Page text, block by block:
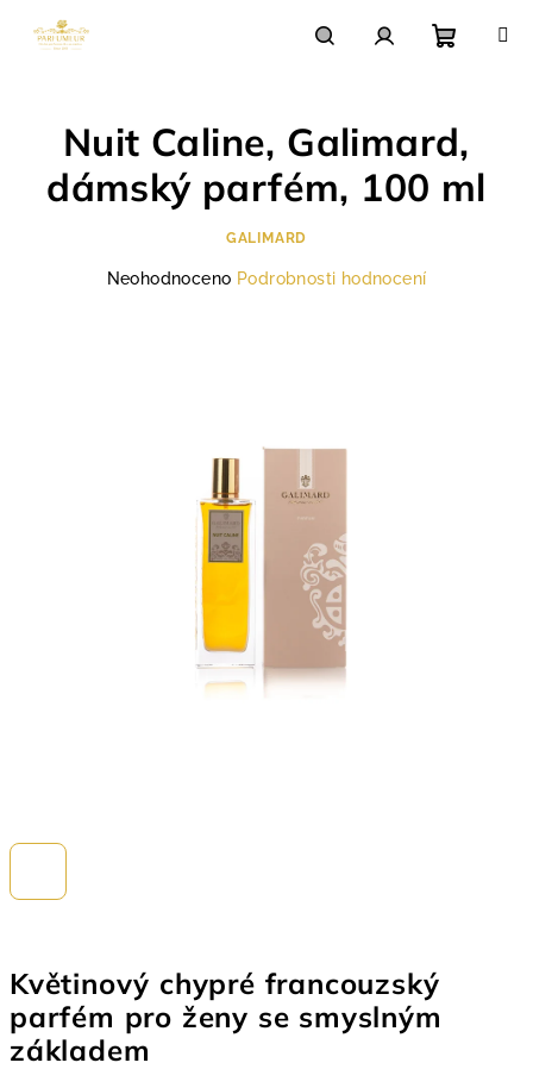
košík
Květinový chypré francouzský
parfém pro ženy se smyslným
základem
Nuit Caline, Galimard,
dámský parfém, 100 ml
GALIMARD
Průměrné
Neohodnoceno Podrobnosti hodnocení